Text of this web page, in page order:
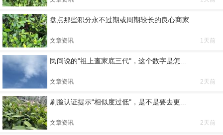
盘点那些积分永不过期或周期较长的良心商家...
文章资讯 1天前
民间说的"祖上查家底三代"，这个数字是怎...
文章资讯 2天前
刷脸认证提示"相似度过低"，是不是要去更...
文章资讯 2天前